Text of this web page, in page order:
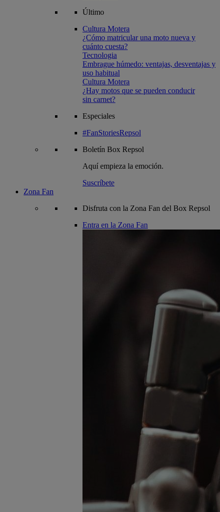
Último
Cultura Motera
¿Cómo matricular una moto nueva y
cuánto cuesta?
Tecnologia
Embrague húmedo: ventajas, desventajas y
uso habitual
Cultura Motera
¿Hay motos que se pueden conducir
sin carnet?
Especiales
#FanStoriesRepsol
Boletín Box Repsol
Aquí empieza la emoción.
Suscríbete
Zona Fan
Disfruta con la Zona Fan del Box Repsol
Entra en la Zona Fan